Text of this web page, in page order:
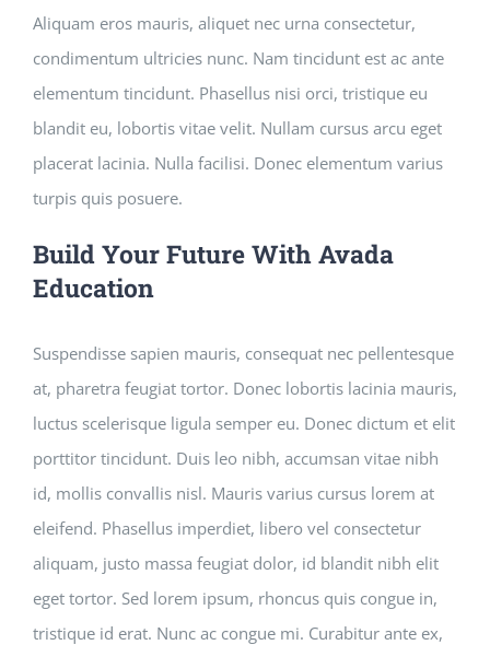
Aliquam eros mauris, aliquet nec urna consectetur,
condimentum ultricies nunc. Nam tincidunt est ac ante
elementum tincidunt. Phasellus nisi orci, tristique eu
blandit eu, lobortis vitae velit. Nullam cursus arcu eget
placerat lacinia. Nulla facilisi. Donec elementum varius
turpis quis posuere.
Build Your Future With Avada
Education
Suspendisse sapien mauris, consequat nec pellentesque
at, pharetra feugiat tortor. Donec lobortis lacinia mauris,
luctus scelerisque ligula semper eu. Donec dictum et elit
porttitor tincidunt. Duis leo nibh, accumsan vitae nibh
id, mollis convallis nisl. Mauris varius cursus lorem at
eleifend. Phasellus imperdiet, libero vel consectetur
aliquam, justo massa feugiat dolor, id blandit nibh elit
eget tortor. Sed lorem ipsum, rhoncus quis congue in,
tristique id erat. Nunc ac congue mi. Curabitur ante ex,